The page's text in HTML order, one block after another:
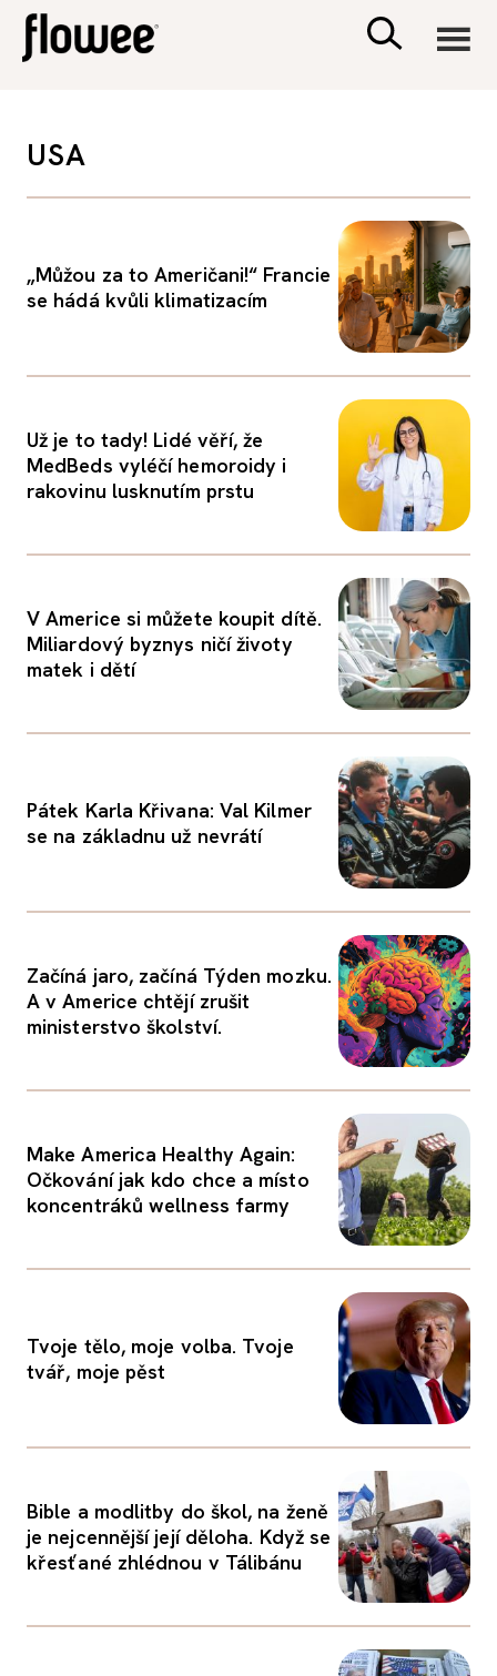
PORADNA
USA
„Můžou za to Američani!“ Francie
se hádá kvůli klimatizacím
Už je to tady! Lidé věří, že
MedBeds vyléčí hemoroidy i
rakovinu lusknutím prstu
V Americe si můžete koupit dítě.
Miliardový byznys ničí životy
matek i dětí
Pátek Karla Křivana: Val Kilmer
se na základnu už nevrátí
Začíná jaro, začíná Týden mozku.
A v Americe chtějí zrušit
ministerstvo školství.
Make America Healthy Again:
Očkování jak kdo chce a místo
koncentráků wellness farmy
Tvoje tělo, moje volba. Tvoje
tvář, moje pěst
Bible a modlitby do škol, na ženě
je nejcennější její děloha. Když se
křesťané zhlédnou v Tálibánu